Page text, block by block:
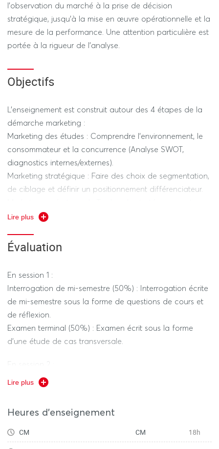
l'observation du marché à la prise de décision
stratégique, jusqu'à la mise en œuvre opérationnelle et la
mesure de la performance. Une attention particulière est
portée à la rigueur de l'analyse.
Objectifs
L'enseignement est construit autour des 4 étapes de la
démarche marketing :
Marketing des études : Comprendre l'environnement, le
consommateur et la concurrence (Analyse SWOT,
diagnostics internes/externes).
Marketing stratégique : Faire des choix de segmentation,
de ciblage et définir un positionnement différenciateur.
concrètes via le Marketing Mix (4P + Expérientiel).
l'atteinte des objectifs (KPIs et feedbacks).
Lire plus
Évaluation
En session 1 :
Interrogation de mi-semestre (50%) : Interrogation écrite
de mi-semestre sous la forme de questions de cours et
de réflexion.
Examen terminal (50%) : Examen écrit sous la forme
d’une étude de cas transversale.
En session 2 :
Examen écrit sous la forme d’une étude de cas
Lire plus
Heures d'enseignement
CM CM 18h